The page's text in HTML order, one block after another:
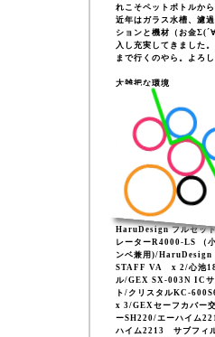
れこそペットボトルから
近年はガラス水槽、濾
ションと機材（お金
入し充実してきました
まで行くのやら。よろ
大雑把な環境
HaruDesign フルセッ
レーターR4000-LS （
ンベ兼用)/
STAFF VA x 2/心池18
ル/GEX SX-003N ICサ
ト/クリスタルKC-
x 3/GEXセーフカバー
ーSH220/エーハイム
ハイム2213 サブフィ